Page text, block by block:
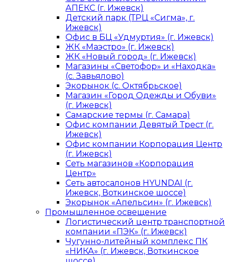
АПЕКС (г. Ижевск)
Детский парк (ТРЦ «Сигма», г.
Ижевск)
Офис в БЦ «Удмуртия» (г. Ижевск)
ЖК «Маэстро» (г. Ижевск)
ЖК «Новый город» (г. Ижевск)
Магазины «Светофор» и «Находка»
(с. Завьялово)
Экорынок (с. Октябрьское)
Магазин «Город Одежды и Обуви»
(г. Ижевск)
Самарские термы (г. Самара)
Офис компании Девятый Трест (г.
Ижевск)
Офис компании Корпорация Центр
(г. Ижевск)
Сеть магазинов «Корпорация
Центр»
Сеть автосалонов HYUNDAI (г.
Ижевск, Воткинское шоссе)
Экорынок «Апельсин» (г. Ижевск)
Промышленное освещение
Логистический центр транспортной
компании «ПЭК» (г. Ижевск)
Чугунно-литейный комплекс ПК
«НИКА» (г. Ижевск, Воткинское